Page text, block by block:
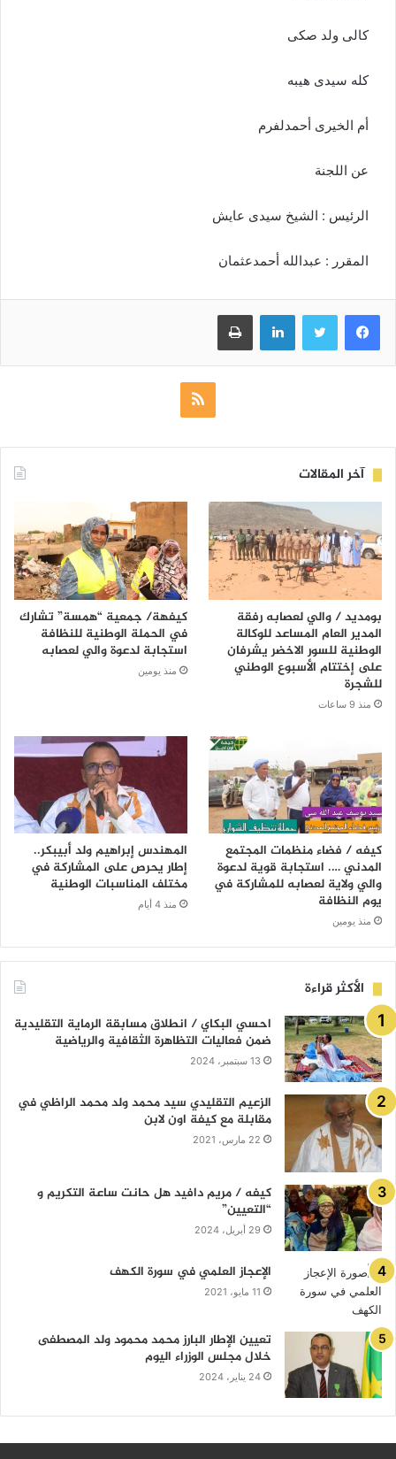
كالى ولد صكى
كله سيدى هيبه
أم الخيرى أحمدلفرم
عن اللجنة
الرئيس : الشيخ سيدى عايش
المقرر : عبدالله أحمدعثمان
فيسبوك تويتر لينكدإن طباعة
ملخص
آخر المقالات
بومديد / والي لعصابه رفقة
المدير العام المساعد للوكالة
الوطنية للسور الاخضر يشرفان
على إختتام الأسبوع الوطني
للشجرة
منذ 9 ساعات
كيفهة/ جمعية “همسة” تشارك
في الحملة الوطنية للنظافة
استجابة لدعوة والي لعصابه
منذ يومين
كيفه / فضاء منظمات المجتمع
المدني …. استجابة قوية لدعوة
والي ولاية لعصابه للمشاركة في
يوم النظافة
منذ يومين
المهندس إبراهيم ولد أبيبكر..
إطار يحرص على المشاركة في
مختلف المناسبات الوطنية
منذ 4 أيام
الأكثر قراءة
احسي البكاي / انطلاق مسابقة الرماية التقليدية
ضمن فعاليات التظاهرة الثقافية والرياضية
13 سبتمبر، 2024
الزعيم التقليدي سيد محمد ولد محمد الراظي في
مقابلة مع كيفة اون لابن
22 مارس، 2021
كيفه / مريم دافيد هل حانت ساعة التكريم و
“التعيين”
29 أبريل، 2024
الإعجاز العلمي في سورة الكهف
11 مايو، 2021
تعيين الإطار البارز محمد محمود ولد المصطفى
خلال مجلس الوزراء اليوم
24 يناير، 2024